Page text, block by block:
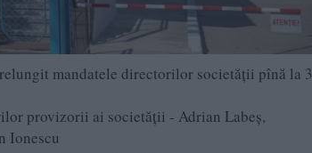
mandatele directorilor societății pînă la 3
provizorii ai societăţii - Adrian Labeș,
Ionescu